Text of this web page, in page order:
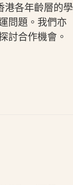
港各年齡層的學
問題。我們亦
討合作機會。